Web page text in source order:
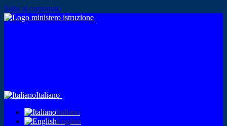
Salta al contenuto
Italiano
Italiano
English